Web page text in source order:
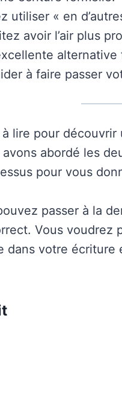
utiliser « en
avoir l’air plus
à faire passer
lire pour
avons abordé les
pour vous
passer à la
Vous
dans votre écriture